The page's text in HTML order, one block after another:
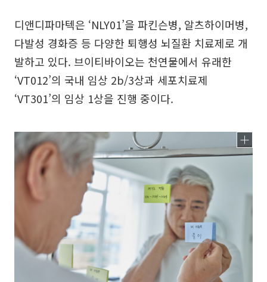
디앤디파마텍은 ‘NLY01’을 파킨슨병, 알츠하이머병,
다발성 경화증 등 다양한 퇴행성 뇌질환 치료제로 개
발하고 있다. 브이티바이오는 천연물에서 유래한
‘VT012’의 국내 임상 2b/3상과 세포치료제
‘VT301’의 임상 1상을 진행 중이다.